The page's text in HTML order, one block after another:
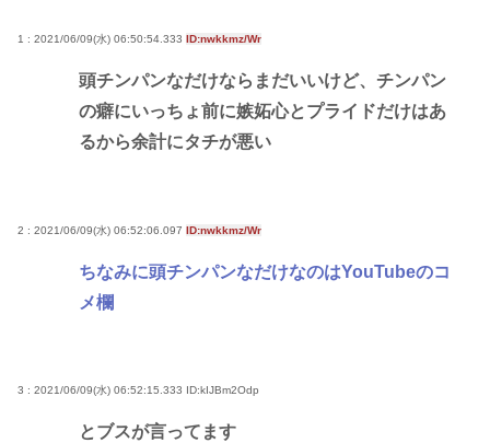
1 : 2021/06/09(水) 06:50:54.333 ID:nwkkmz/Wr
頭チンパンなだけならまだいいけど、チンパン
の癖にいっちょ前に嫉妬心とプライドだけはあ
るから余計にタチが悪い
2 : 2021/06/09(水) 06:52:06.097 ID:nwkkmz/Wr
ちなみに頭チンパンなだけなのはYouTubeのコ
メ欄
3 : 2021/06/09(水) 06:52:15.333 ID:kIJBm2Odp
とブスが言ってます